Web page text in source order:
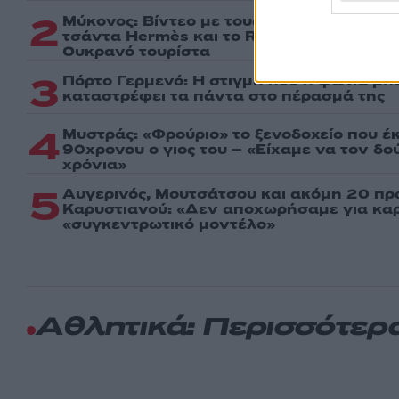
2 Μύκονος: Βίντεο με τους αστυνομικούς να
τσάντα Hermès και το Rolex όπου
Ουκρανό τουρίστα
3 Πόρτο Γερμενό: Η στιγμή που η φωτιά
καταστρέφει τα πάντα στο πέρασμά της
4 Μυστράς: «Φρούριο» το ξενοδοχείο που
90χρονου ο γιος του – «Είχαμε να τον
χρόνια»
5Αυγερινός, Μουτσάτσου και ακόμη 20
Καρυστιανού: «Δεν αποχωρήσαμε για
«συγκεντρωτικό μοντέλο»
Αθλητικά: